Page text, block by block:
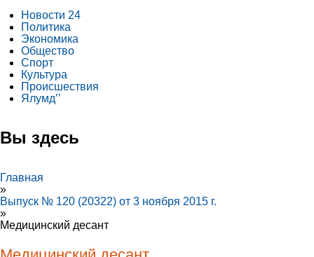
Новости 24
Политика
Экономика
Общество
Спорт
Культура
Происшествия
Ялумд’’
Вы здесь
Главная
»
Выпуск № 120 (20322) от 3 ноября 2015 г.
»
Медицинский десант